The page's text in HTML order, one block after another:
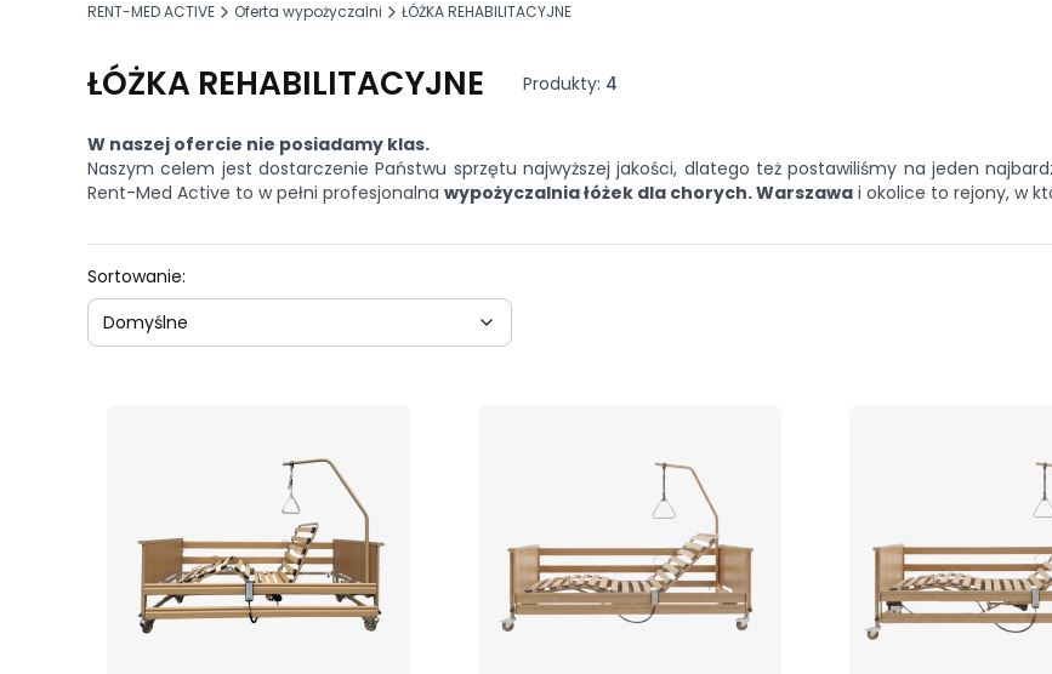
RENT-MED ACTIVE Oferta wypożyczalni ŁÓŻKA REHABILITACYJNE
ŁÓŻKA REHABILITACYJNE Produkty: 4
W naszej ofercie nie posiadamy klas.
Naszym celem jest dostarczenie Państwu sprzętu najwyższej jakości, dlatego też postawiliśmy na jeden
Rent-Med Active to w pełni profesjonalna wypożyczalnia łóżek dla chorych. Warszawa i okolice to rejony, w
Lista produktów
Sortowanie:
Domyślne